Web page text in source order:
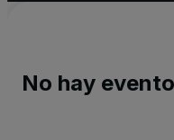
No hay